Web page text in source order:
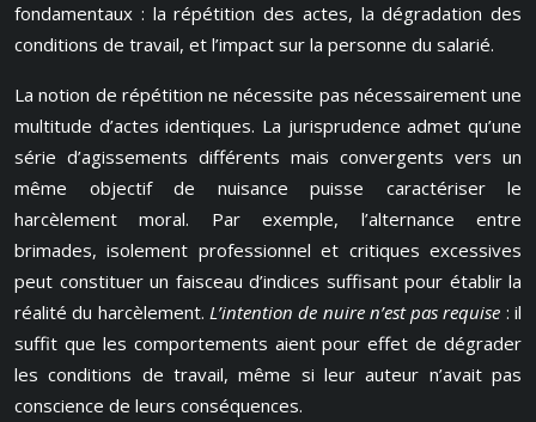
fondamentaux : la répétition des actes, la dégradation des
conditions de travail, et l’impact sur la personne du salarié.
La notion de répétition ne nécessite pas nécessairement une
multitude d’actes identiques. La jurisprudence admet qu’une
série d’agissements différents mais convergents vers un
même objectif de nuisance puisse caractériser le
harcèlement moral. Par exemple, l’alternance entre
brimades, isolement professionnel et critiques excessives
peut constituer un faisceau d’indices suffisant pour établir la
réalité du harcèlement. L’intention de nuire n’est pas requise : il
suffit que les comportements aient pour effet de dégrader
les conditions de travail, même si leur auteur n’avait pas
conscience de leurs conséquences.